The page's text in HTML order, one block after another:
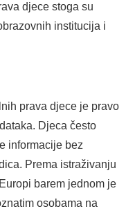
djece stoga su
institucija i
prava djece je pravo
Djeca često
informacije bez
Prema istraživanju
barem jednom je
osobama na